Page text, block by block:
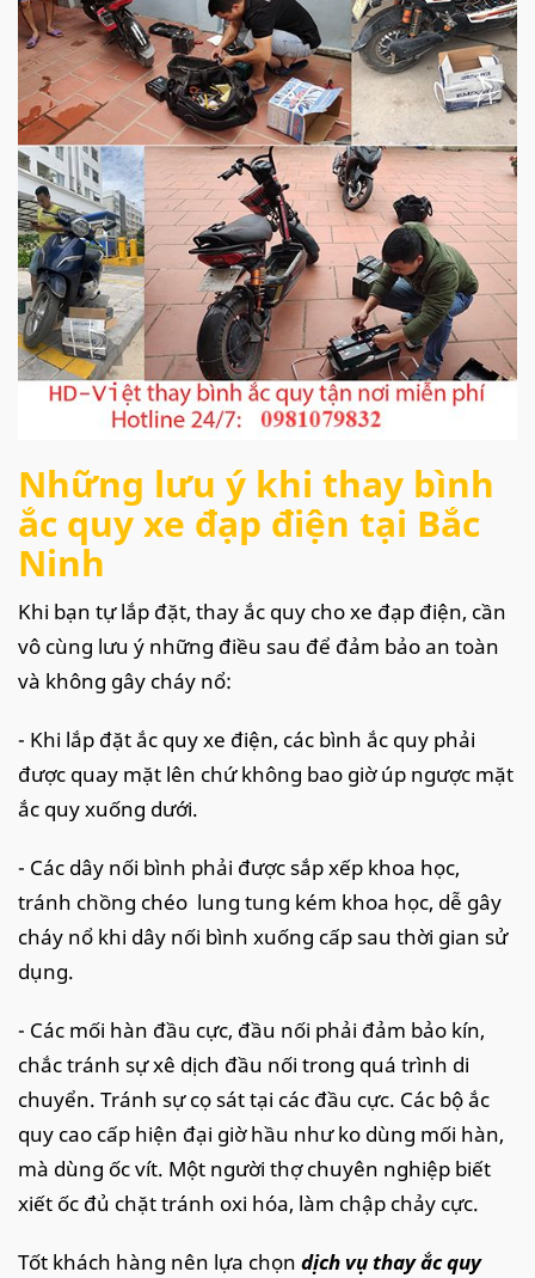
Những lưu ý khi thay bình
ắc quy xe đạp điện tại Bắc
Ninh
Khi bạn tự lắp đặt, thay ắc quy cho xe đạp điện, cần
vô cùng lưu ý những điều sau để đảm bảo an toàn
và không gây cháy nổ:
- Khi lắp đặt ắc quy xe điện, các bình ắc quy phải
được quay mặt lên chứ không bao giờ úp ngược mặt
ắc quy xuống dưới.
- Các dây nối bình phải được sắp xếp khoa học,
tránh chồng chéo lung tung kém khoa học, dễ gây
cháy nổ khi dây nối bình xuống cấp sau thời gian sử
dụng.
- Các mối hàn đầu cực, đầu nối phải đảm bảo kín,
chắc tránh sự xê dịch đầu nối trong quá trình di
chuyển. Tránh sự cọ sát tại các đầu cực. Các bộ ắc
quy cao cấp hiện đại giờ hầu như ko dùng mối hàn,
mà dùng ốc vít. Một người thợ chuyên nghiệp biết
xiết ốc đủ chặt tránh oxi hóa, làm chập chảy cực.
Tốt khách hàng nên lựa chọn dịch vụ thay ắc quy